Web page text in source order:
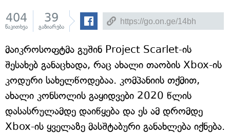
404
წაკითხვა
39
გაზიარება
მაიკროსოფტმა გუშინ Project Scarlet-ის
შესახებ განაცხადა, რაც ახალი თაობის Xbox-ის
კოდური სახელწოდებაა. კომპანიის თქმით,
ახალი კონსოლის გაყიდვები 2020 წლის
დასასრულამდე დაიწყება და ეს ამ დრომდე
Xbox-ის ყველაზე მასშტაბური განახლება იქნება.